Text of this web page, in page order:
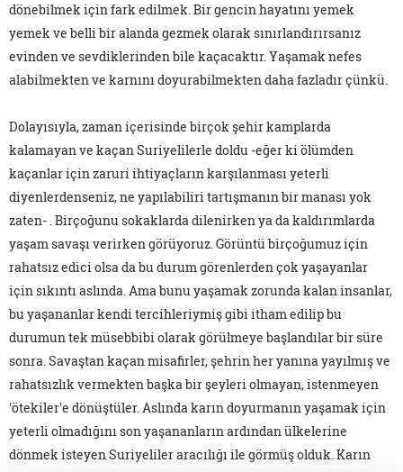
dönebilmek için fark edilmek. Bir gencin hayatını yemek
yemek ve belli bir alanda gezmek olarak sınırlandırırsanız
evinden ve sevdiklerinden bile kaçacaktır. Yaşamak nefes
alabilmekten ve karnını doyurabilmekten daha fazladır çünkü.
Dolayısıyla, zaman içerisinde birçok şehir kamplarda
kalamayan ve kaçan Suriyelilerle doldu -eğer ki ölümden
kaçanlar için zaruri ihtiyaçların karşılanması yeterli
diyenlerdenseniz, ne yapılabiliri tartışmanın bir manası yok
zaten- . Birçoğunu sokaklarda dilenirken ya da kaldırımlarda
yaşam savaşı verirken görüyoruz. Görüntü birçoğumuz için
rahatsız edici olsa da bu durum görenlerden çok yaşayanlar
için sıkıntı aslında. Ama bunu yaşamak zorunda kalan insanlar,
bu yaşananlar kendi tercihleriymiş gibi itham edilip bu
durumun tek müsebbibi olarak görülmeye başlandılar bir süre
sonra. Savaştan kaçan misafirler, şehrin her yanına yayılmış ve
rahatsızlık vermekten başka bir şeyleri olmayan, istenmeyen
'ötekiler'e dönüştüler. Aslında karın doyurmanın yaşamak için
yeterli olmadığını son yaşananların ardından ülkelerine
dönmek isteyen Suriyeliler aracılığı ile görmüş olduk. Karın